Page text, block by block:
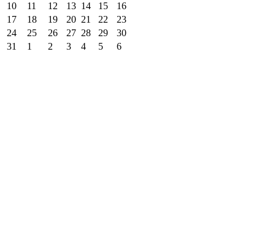
10
11 12 13 14 15
16
17
18 19 20 21 22
23
24
25 26 27 28 29
30
31
1 2 3 4 5 6